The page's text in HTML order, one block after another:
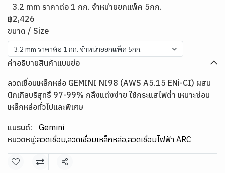
3.2 mm ราคาต่อ 1 กก. จำหน่ายยกแพ็ค 5กก.
฿2,426
ขนาด / Size
3.2 mm ราคาต่อ 1 กก. จำหน่ายยกแพ็ค 5กก.
คำอธิบายสินค้าแบบย่อ
ลวดเชื่อมเหล็กหล่อ GEMINI NI98 (AWS A5.15 ENi-CI) ผสม
นิกเกิลบริสุทธิ์ 97-99% กลึงแต่งง่าย ใช้กระแสไฟต่ำ เหมาะซ่อม
เหล็กหล่อทั่วไปและพิเศษ
แบรนด์:
Gemini
หมวดหมู่:ลวดเชื่อม,ลวดเชื่อมเหล็กหล่อ,ลวดเชื่อมไฟฟ้า ARC
แชร์